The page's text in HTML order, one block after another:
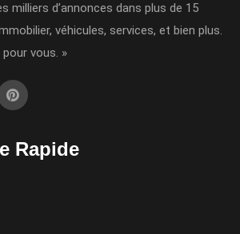
milliers d’annonces dans plus de 15
véhicules, services, et bien plus.
vous. »
Rapide